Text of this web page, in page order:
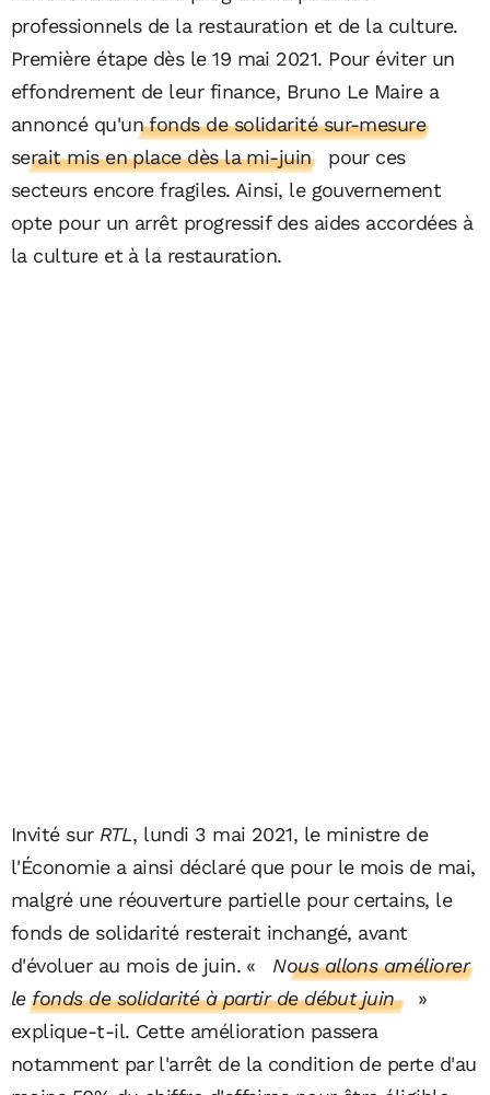
professionnels de la restauration et de la culture.
Première étape dès le 19 mai 2021. Pour éviter un
effondrement de leur finance, Bruno Le Maire a
annoncé qu'un fonds de solidarité sur-mesure
serait mis en place dès la mi-juin
pour ces
secteurs encore fragiles. Ainsi, le gouvernement
opte pour un arrêt progressif des aides accordées à
la culture et à la restauration.
Invité sur RTL, lundi 3 mai 2021, le ministre de
l'Économie a ainsi déclaré que pour le mois de mai,
malgré une réouverture partielle pour certains, le
fonds de solidarité resterait inchangé, avant
d'évoluer au mois de juin. «
Nous allons améliorer
le fonds de solidarité à partir de début juin
»
explique-t-il. Cette amélioration passera
notamment par l'arrêt de la condition de perte d'au